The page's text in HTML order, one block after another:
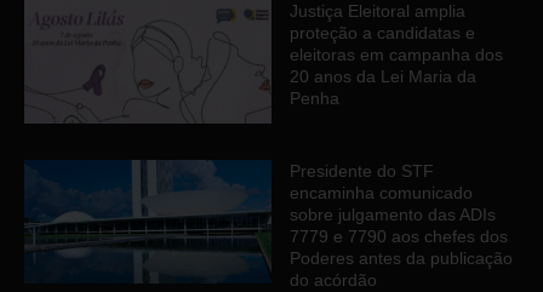
Justiça Eleitoral amplia
proteção a candidatas e
eleitoras em campanha dos
20 anos da Lei Maria da
Penha
Presidente do STF
encaminha comunicado
sobre julgamento das ADIs
7779 e 7790 aos chefes dos
Poderes antes da publicação
do acórdão